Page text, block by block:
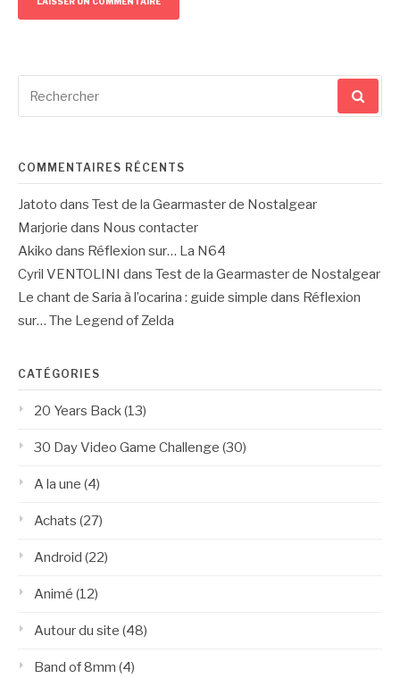
pour
COMMENTAIRES RÉCENTS
Jatoto dans Test de la Gearmaster de Nostalgear
Marjorie dans Nous contacter
Akiko dans Réflexion sur… La N64
Cyril VENTOLINI
dans Test de la Gearmaster de Nostalgear
Le chant de Saria à l’ocarina : guide simple dans Réflexion
sur… The Legend of Zelda
CATÉGORIES
20 Years Back(13)
30 Day Video Game Challenge (30)
A la une (4)
Achats (27)
Android (22)
Animé (12)
Autour du site (48)
Band of 8mm (4)